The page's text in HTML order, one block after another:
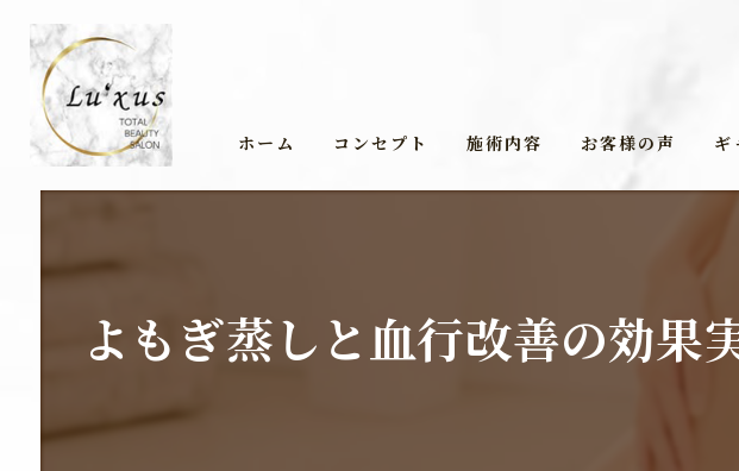
ホーム コンセプト 施術内容 お客様の声 ギ
よもぎ蒸しと血行改善の効果